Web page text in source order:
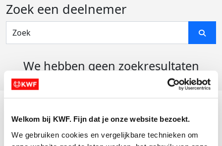
Welkom bij KWF. Fijn dat je onze website bezoekt.
We gebruiken cookies en vergelijkbare technieken om
Zoek een deelnemer
We hebben geen zoekresultaten
Actiematerialen
Evenementen